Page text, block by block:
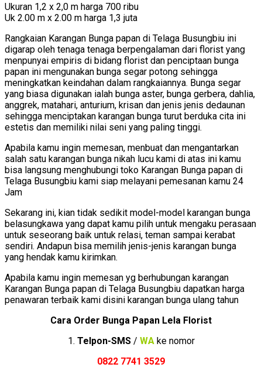
Ukuran 1,2 x 2,0 m harga 700 ribu
Uk 2.00 m x 2.00 m harga 1,3 juta
Rangkaian Karangan Bunga papan di Telaga Busungbiu ini
digarap oleh tenaga tenaga berpengalaman dari florist yang
menpunyai empiris di bidang florist dan penciptaan bunga
papan ini mengunakan bunga segar potong sehingga
meningkatkan keindahan dalam rangkaiannya. Bunga segar
yang biasa digunakan ialah bunga aster, bunga gerbera, dahlia,
anggrek, matahari, anturium, krisan dan jenis jenis dedaunan
sehingga menciptakan karangan bunga turut berduka cita ini
estetis dan memiliki nilai seni yang paling tinggi.
Apabila kamu ingin memesan, menbuat dan mengantarkan
salah satu karangan bunga nikah lucu kami di atas ini kamu
bisa langsung menghubungi toko Karangan Bunga papan di
Telaga Busungbiu kami siap melayani pemesanan kamu 24
Jam
Sekarang ini, kian tidak sedikit model-model karangan bunga
belasungkawa yang dapat kamu pilih untuk mengaku perasaan
untuk seseorang baik untuk relasi, teman sampai kerabat
sendiri. Andapun bisa memilih jenis-jenis karangan bunga
yang hendak kamu kirimkan.
Apabila kamu ingin memesan yg berhubungan karangan
Karangan Bunga papan di Telaga Busungbiu dapatkan harga
penawaran terbaik kami disini karangan bunga ulang tahun
Cara Order Bunga Papan Lela Florist
1. Telpon-SMS/ WAke nomor
0822 7741 3529